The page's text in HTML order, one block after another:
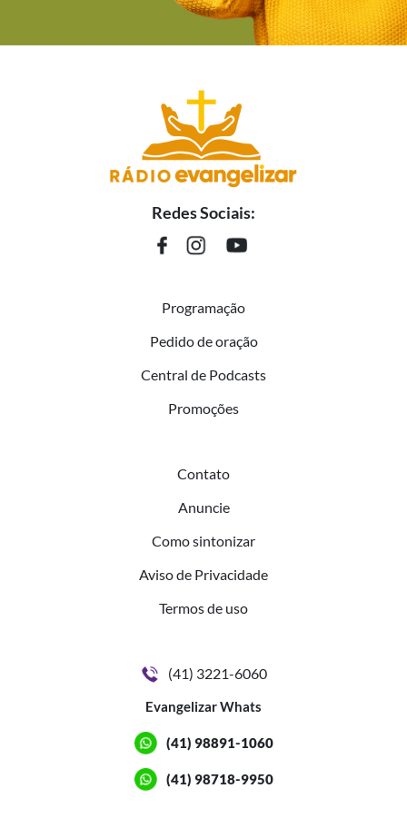
Redes Sociais:
Programação
Pedido de oração
Central de Podcasts
Promoções
Contato
Anuncie
Como sintonizar
Aviso de Privacidade
Termos de uso
(41) 3221-6060
Evangelizar Whats
(41) 98891-1060
(41) 98718-9950